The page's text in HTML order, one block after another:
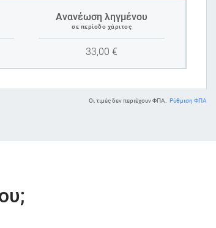
Ανανέωση ληγμένου
σε περίοδο χάριτος
33,00 €
Οι τιμές δεν περιέχουν ΦΠΑ. Ρύθμιση ΦΠΑ